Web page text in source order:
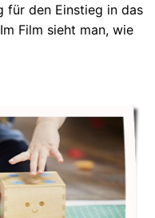
für den Einstieg in das
Film sieht man, wie